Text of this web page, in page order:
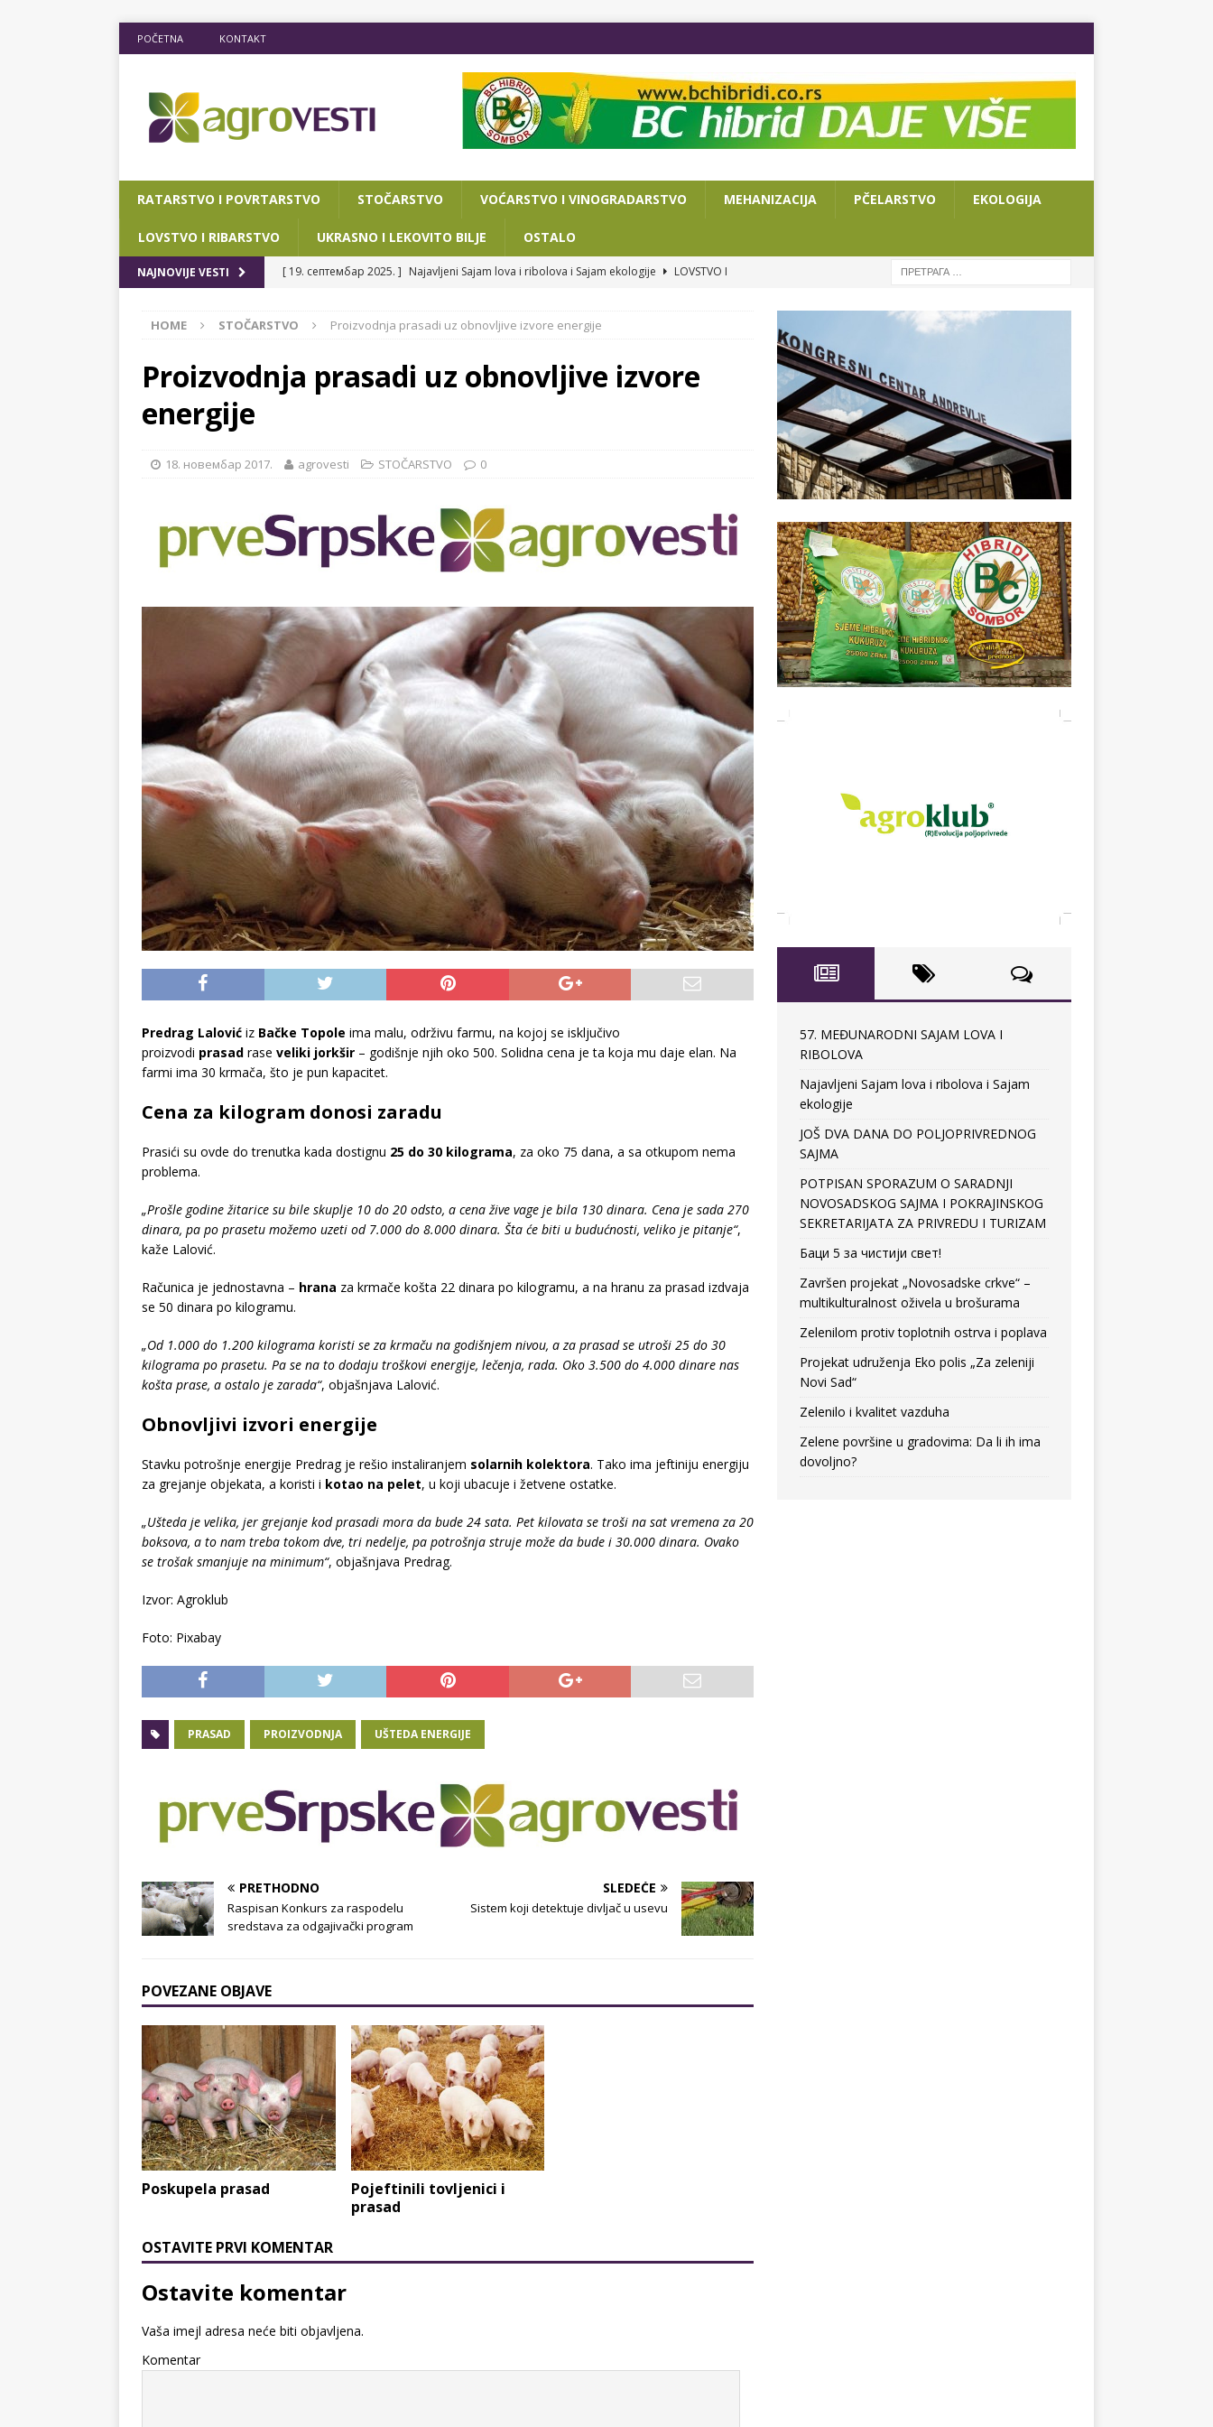
POČETNA KONTAKT
RATARSTVO I POVRTARSTVO STOČARSTVO VOĆARSTVO I VINOGRADARSTVO MEHANIZACIJA PČELARSTVO EKOLOGIJA
LOVSTVO I RIBARSTVO UKRASNO I LEKOVITO BILJE OSTALO
NAJNOVIJE VESTI [ 19. септембар 2025. ] Najavljeni Sajam lova i ribolova i Sajam ekologije
LOVSTVO I
[ 15. мај 2025. ] JOŠ DVA DANA DO POLJOPRIVREDNOG SAJMA
[ 12. март 2025. ]
POTPISAN SPORAZUM O SARADNJI NOVOSADSKOG SAJMA I
POKRAJINSKOG SEKRETARIJATA ZA PRIVREDU I TURIZAM
57. MEĐUNARODNI SAJAM LOVA I RIBOLOVA
HOME STOČARSTVO Proizvodnja prasadi uz obnovljive izvore energije
Proizvodnja prasadi uz obnovljive izvore
energije
18. новембар 2017. agrovesti STOČARSTVO 0
Predrag Lalović iz Bačke Topole ima malu, održivu farmu, na kojoj se isključivo
proizvodi prasad rase veliki jorkšir – godišnje njih oko 500. Solidna cena je ta koja mu daje elan. Na
farmi ima 30 krmača, što je pun kapacitet.
Cena za kilogram donosi zaradu
Prasići su ovde do trenutka kada dostignu 25 do 30 kilograma, za oko 75 dana, a sa otkupom nema
problema.
„Prošle godine žitarice su bile skuplje 10 do 20 odsto, a cena žive vage je bila 130 dinara. Cena je sada 270
dinara, pa po prasetu možemo uzeti od 7.000 do 8.000 dinara. Šta će biti u budućnosti, veliko je pitanje“,
kaže Lalović.
Računica je jednostavna – hrana za krmače košta 22 dinara po kilogramu, a na hranu za prasad izdvaja
se 50 dinara po kilogramu.
„Od 1.000 do 1.200 kilograma koristi se za krmaču na godišnjem nivou, a za prasad se utroši 25 do 30
kilograma po prasetu. Pa se na to dodaju troškovi energije, lečenja, rada. Oko 3.500 do 4.000 dinare nas
košta prase, a ostalo je zarada“, objašnjava Lalović.
Obnovljivi izvori energije
Stavku potrošnje energije Predrag je rešio instaliranjem solarnih kolektora. Tako ima jeftiniju energiju
za grejanje objekata, a koristi i kotao na pelet, u koji ubacuje i žetvene ostatke.
„Ušteda je velika, jer grejanje kod prasadi mora da bude 24 sata. Pet kilovata se troši na sat vremena za 20
boksova, a to nam treba tokom dve, tri nedelje, pa potrošnja struje može da bude i 30.000 dinara. Ovako
se trošak smanjuje na minimum“, objašnjava Predrag.
Izvor: Agroklub
Foto: Pixabay
PRASAD PROIZVODNJA UŠTEDA ENERGIJE
PRETHODNO
Raspisan Konkurs za raspodelu
sredstava za odgajivački program
SLEDEĆE
Sistem koji detektuje divljač u usevu
POVEZANE OBJAVE
Poskupela prasad
Pojeftinili tovljenici i
prasad
OSTAVITE PRVI KOMENTAR
Ostavite komentar
Vaša imejl adresa neće biti objavljena.
Komentar
57. MEĐUNARODNI SAJAM LOVA I
RIBOLOVA
Najavljeni Sajam lova i ribolova i Sajam
ekologije
JOŠ DVA DANA DO POLJOPRIVREDNOG
SAJMA
POTPISAN SPORAZUM O SARADNJI
NOVOSADSKOG SAJMA I POKRAJINSKOG
SEKRETARIJATA ZA PRIVREDU I TURIZAM
Баци 5 за чистији свет!
Završen projekat „Novosadske crkve“ –
multikulturalnost oživela u brošurama
Zelenilom protiv toplotnih ostrva i poplava
Projekat udruženja Eko polis „Za zeleniji
Novi Sad“
Zelenilo i kvalitet vazduha
Zelene površine u gradovima: Da li ih ima
dovoljno?